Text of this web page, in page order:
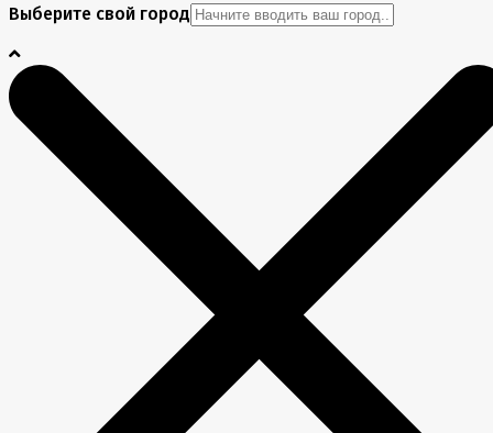
Выберите свой город